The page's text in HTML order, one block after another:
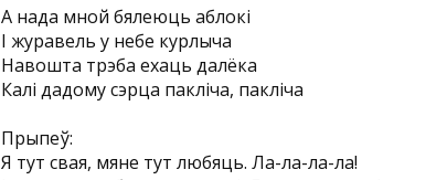
А нада мной бялеюць аблокі
I журавель у небе курлыча
Навошта трэба ехаць далёка
Калі дадому сэрца пакліча, пакліча
Прыпеў:
Я тут свая, мяне тут любяць. Ла-ла-ла-ла!